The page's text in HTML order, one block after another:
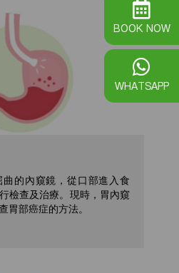
曲的內窺鏡，從口部進入食
檢查及治療。現時，胃內窺
胃部癌症的方法。
BOOK NOW
WHATSAPP